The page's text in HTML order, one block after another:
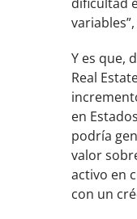
Y es que,
Real
en
podría
valor
activo en
con un